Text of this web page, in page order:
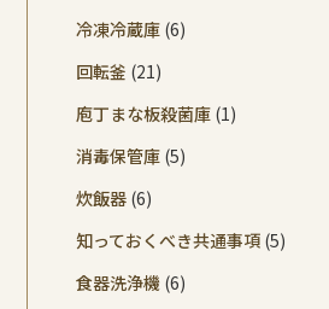
冷凍冷蔵庫 (6)
回転釜 (21)
庖丁まな板殺菌庫 (1)
消毒保管庫 (5)
炊飯器 (6)
知っておくべき共通事項 (5)
食器洗浄機 (6)